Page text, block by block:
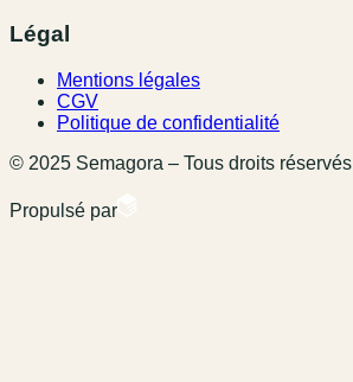
Légal
Mentions légales
CGV
Politique de confidentialité
© 2025 Semagora – Tous droits réservés
Propulsé par